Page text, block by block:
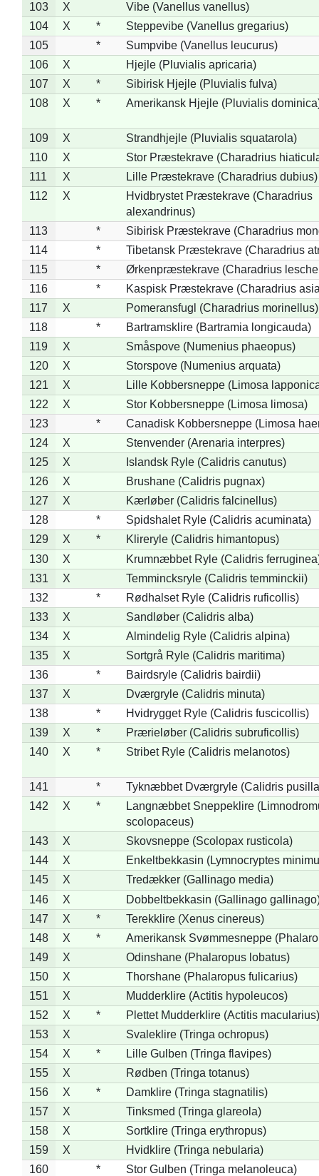
103 X
Vibe (Vanellus vanellus)
104
X *
Steppevibe (Vanellus gregarius)
105
*
Sumpvibe (Vanellus leucurus)
106
X
Hjejle (Pluvialis apricaria)
107
X *
Sibirisk Hjejle (Pluvialis fulva)
108
X * Amerikansk Hjejle (Pluvialis
109 X
Strandhjejle (Pluvialis squatarola)
110
X
Stor Præstekrave (Charadrius
111
X
Lille Præstekrave (Charadrius dubius)
112
X
Hvidbrystet Præstekrave (Charadrius
alexandrinus)
113
*
Sibirisk Præstekrave (Charadrius
114
*
Tibetansk Præstekrave (Charadrius
115
*
Ørkenpræstekrave (Charadrius
116
*
Kaspisk Præstekrave (Charadrius
117
X
Pomeransfugl (Charadrius morinellus)
118
*
Bartramsklire (Bartramia longicauda)
119
X
Småspove (Numenius phaeopus)
120
X
Storspove (Numenius arquata)
121
X
Lille Kobbersneppe (Limosa
122
X
Stor Kobbersneppe (Limosa limosa)
123
*
Canadisk Kobbersneppe (Limosa
124
X
Stenvender (Arenaria interpres)
125
X
Islandsk Ryle (Calidris canutus)
126
X
Brushane (Calidris pugnax)
127
X
Kærløber (Calidris falcinellus)
128
*
Spidshalet Ryle (Calidris acuminata)
129
X *
Klireryle (Calidris himantopus)
130
X
Krumnæbbet Ryle (Calidris
131
X
Temmincksryle (Calidris temminckii)
132
*
Rødhalset Ryle (Calidris ruficollis)
133
X
Sandløber (Calidris alba)
134
X
Almindelig Ryle (Calidris alpina)
135
X
Sortgrå Ryle (Calidris maritima)
136
*
Bairdsryle (Calidris bairdii)
137
X
Dværgryle (Calidris minuta)
138
*
Hvidrygget Ryle (Calidris fuscicollis)
139
X *
Prærieløber (Calidris subruficollis)
140
X * Stribet Ryle (Calidris melanotos)
141 *
Tyknæbbet Dværgryle (Calidris
142
X *
Langnæbbet Sneppeklire
scolopaceus)
143
X
Skovsneppe (Scolopax rusticola)
144
X
Enkeltbekkasin (Lymnocryptes
145
X
Tredækker (Gallinago media)
146
X
Dobbeltbekkasin (Gallinago
147
X *
Terekklire (Xenus cinereus)
148
X *
Amerikansk Svømmesneppe
149
X
Odinshane (Phalaropus lobatus)
150
X
Thorshane (Phalaropus fulicarius)
151
X
Mudderklire (Actitis hypoleucos)
152
X *
Plettet Mudderklire (Actitis macularius)
153
X
Svaleklire (Tringa ochropus)
154
X *
Lille Gulben (Tringa flavipes)
155
X
Rødben (Tringa totanus)
156
X *
Damklire (Tringa stagnatilis)
157
X
Tinksmed (Tringa glareola)
158
X
Sortklire (Tringa erythropus)
159
X
Hvidklire (Tringa nebularia)
160
*
Stor Gulben (Tringa melanoleuca)